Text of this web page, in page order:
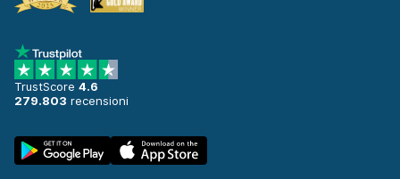
TrustScore 4.6
279.803 recensioni